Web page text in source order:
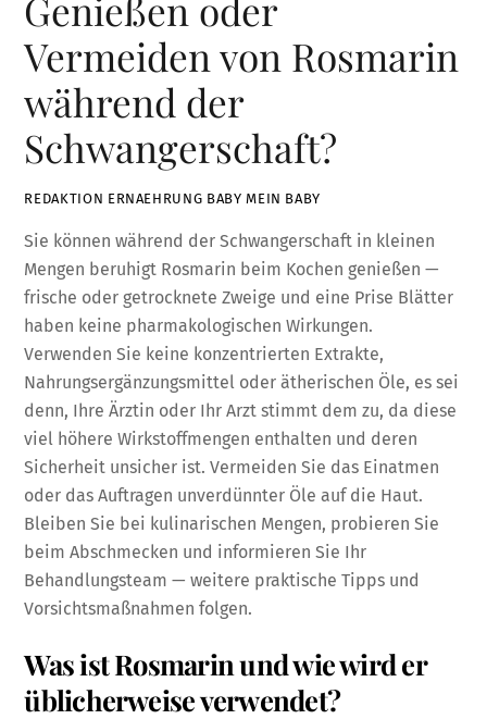
Genießen oder
Vermeiden von Rosmarin
während der
Schwangerschaft?
REDAKTION ERNAEHRUNG BABY MEIN BABY
Sie können während der Schwangerschaft in kleinen
Mengen beruhigt Rosmarin beim Kochen genießen —
frische oder getrocknete Zweige und eine Prise Blätter
haben keine pharmakologischen Wirkungen.
Verwenden Sie keine konzentrierten Extrakte,
Nahrungsergänzungsmittel oder ätherischen Öle, es sei
denn, Ihre Ärztin oder Ihr Arzt stimmt dem zu, da diese
viel höhere Wirkstoffmengen enthalten und deren
Sicherheit unsicher ist. Vermeiden Sie das Einatmen
oder das Auftragen unverdünnter Öle auf die Haut.
Bleiben Sie bei kulinarischen Mengen, probieren Sie
beim Abschmecken und informieren Sie Ihr
Behandlungsteam — weitere praktische Tipps und
Vorsichtsmaßnahmen folgen.
Was ist Rosmarin und wie wird er
üblicherweise verwendet?